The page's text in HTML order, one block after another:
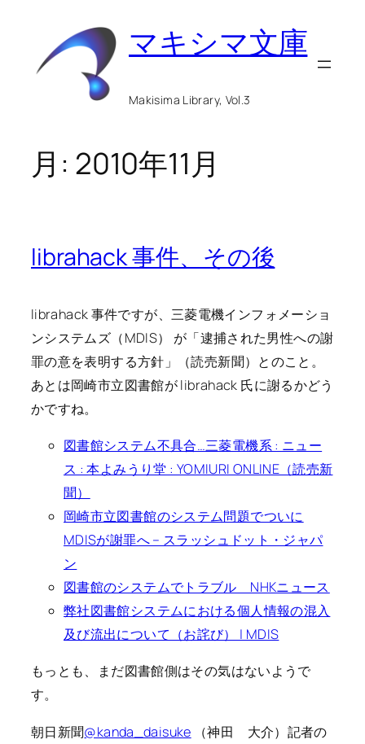
マキシマ文庫
Makisima Library, Vol.3
月: 2010年11月
librahack 事件、その後
librahack 事件ですが、三菱電機インフォメーショ
ンシステムズ（MDIS） が「逮捕された男性への謝
罪の意を表明する方針」（読売新聞）とのこと。
あとは岡崎市立図書館が librahack 氏に謝るかどう
かですね。
図書館システム不具合…三菱電機系 : ニュー
ス : 本よみうり堂 : YOMIURI ONLINE（読売新
聞）
岡崎市立図書館のシステム問題でついに
MDISが謝罪へ – スラッシュドット・ジャパ
ン
図書館のシステムでトラブル NHKニュース
弊社図書館システムにおける個人情報の混入
及び流出について（お詫び） | MDIS
もっとも、まだ図書館側はその気はないようで
す。
朝日新聞@kanda_daisuke （神田 大介）記者の